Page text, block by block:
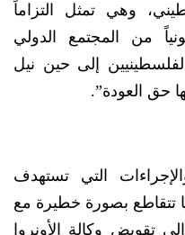
وهي تمثل التزاماً
من المجتمع الدولي
إلى حين نيل
حق العودة”.
التي تستهدف
تتقاطع بصورة خطيرة مع
تقويض وكالة الأونروا